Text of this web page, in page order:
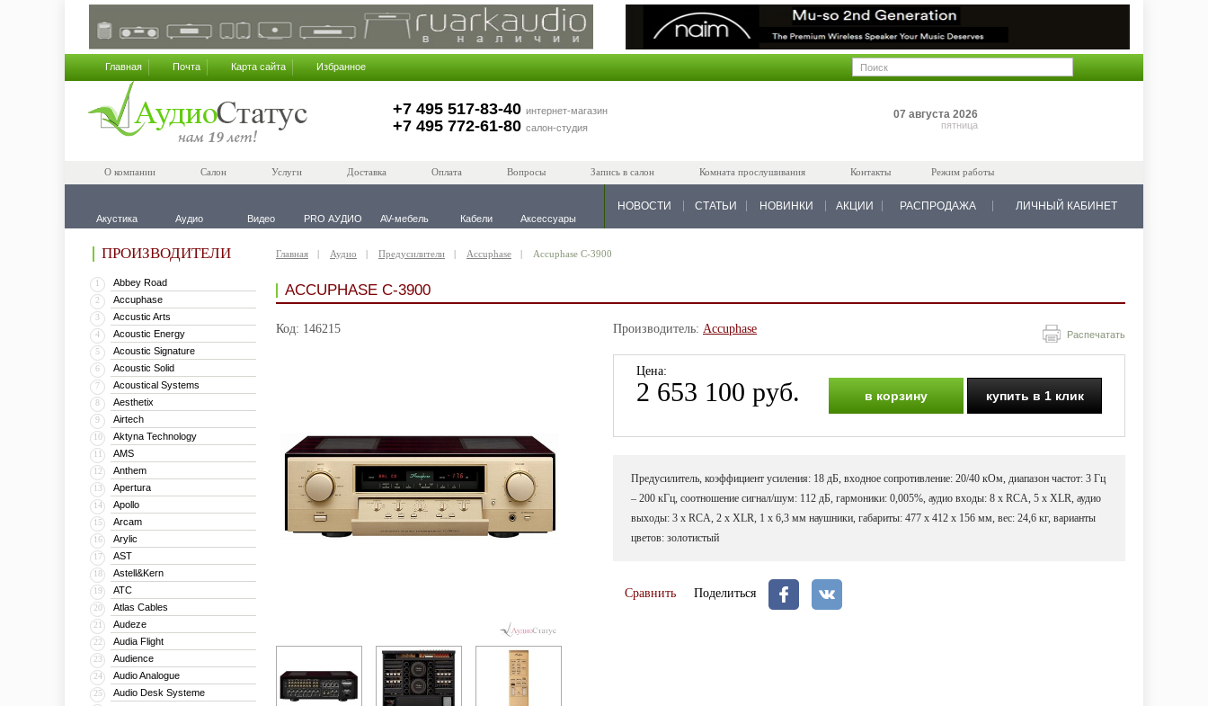
Главная Почта Карта сайта Избранное
+7 495 517-83-40 интернет-магазин
+7 495 772-61-80 салон-студия
07 августа 2026
пятница
О компании Салон Услуги Доставка Оплата Вопросы Запись в салон Комната прослушивания Контакты Режим работы
Акустика Аудио Видео PRO АУДИО AV-мебель Кабели Аксессуары
НОВОСТИ СТАТЬИ НОВИНКИ АКЦИИ РАСПРОДАЖА ЛИЧНЫЙ КАБИНЕТ
ПРОИЗВОДИТЕЛИ
1 Abbey Road
2 Accuphase
3 Accustic Arts
4 Acoustic Energy
5 Acoustic Signature
6 Acoustic Solid
7 Acoustical Systems
8 Aesthetix
9 Airtech
10 Aktyna Technology
11 AMS
12 Anthem
13 Apertura
14 Apollo
15 Arcam
16 Arylic
17 AST
18 Astell&Kern
19 ATC
20 Atlas Cables
21 Audeze
22 Audia Flight
23 Audience
24 Audio Analogue
25 Audio Desk Systeme
Главная Аудио Предусилители Accuphase Accuphase C-3900
ACCUPHASE C-3900
Код: 146215 Распечатать
Производитель: Accuphase
Цена:
2 653 100 руб. в корзину купить в 1 клик
Предусилитель, коэффициент усиления: 18 дБ, входное сопротивление: 20/40 кОм, диапазон частот: 3 Гц
– 200 кГц, соотношение сигнал/шум: 112 дБ, гармоники: 0,005%, аудио входы: 8 х RCA, 5 х XLR, аудио
выходы: 3 х RCA, 2 х XLR, 1 х 6,3 мм наушники, габариты: 477 х 412 х 156 мм, вес: 24,6 кг, варианты
цветов: золотистый
Сравнить Поделиться